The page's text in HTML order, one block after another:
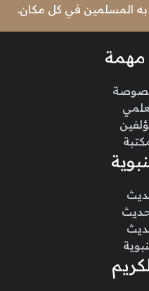
به المسلمين في كل مكان.